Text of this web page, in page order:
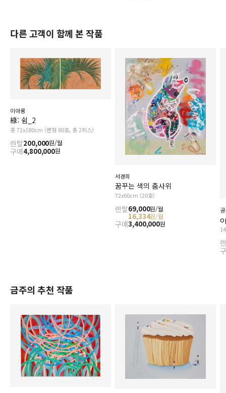
다른 고객이 함께 본 작품
이아롱
綠: 쉼_2
총 72x180cm (변형 80호, 총 2피스)
렌탈200,000원/월
구매4,800,000원
서경희
꿈꾸는 색의 춤사위
72x60cm (20호)
렌탈69,000원/월
16,334원/월
구매3,400,000원
금주의 추천 작품